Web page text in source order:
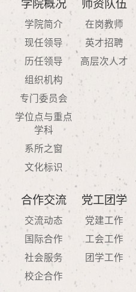
学院概况
学院简介
现任领导
历任领导
组织机构
专门委员会
学位点与重点
学科
系所之窗
文化标识
师资队伍
在岗教师
英才招聘
高层次人才
合作交流
交流动态
国际合作
社会服务
校企合作
党工团学
党建工作
工会工作
团学工作